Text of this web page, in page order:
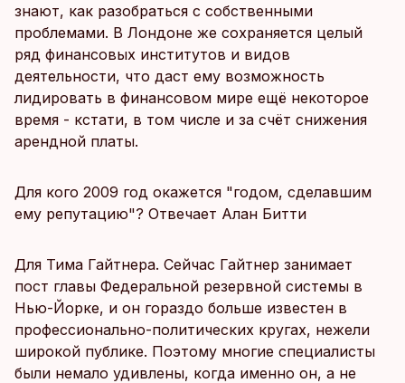
знают, как разобраться с собственными
проблемами. В Лондоне же сохраняется целый
ряд финансовых институтов и видов
деятельности, что даст ему возможность
лидировать в финансовом мире ещё некоторое
время - кстати, в том числе и за счёт снижения
арендной платы.
Для кого 2009 год окажется "годом, сделавшим
ему репутацию"? Отвечает Алан Битти
Для Тима Гайтнера. Сейчас Гайтнер занимает
пост главы Федеральной резервной системы в
Нью-Йорке, и он гораздо больше известен в
профессионально-политических кругах, нежели
широкой публике. Поэтому многие специалисты
были немало удивлены, когда именно он, а не